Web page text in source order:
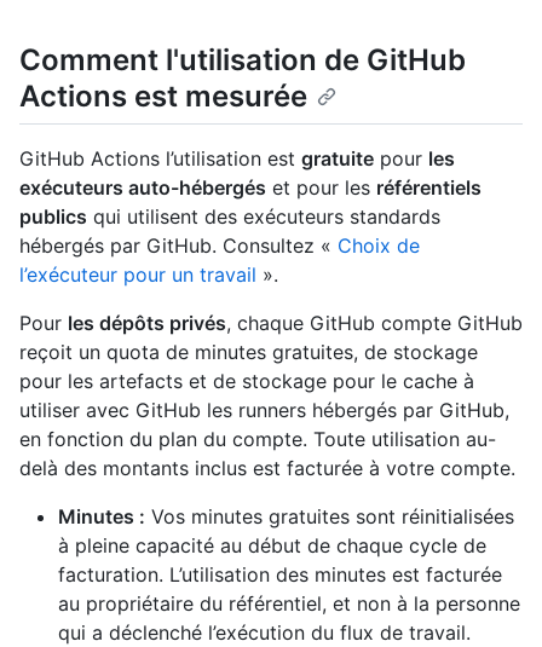
Comment l'utilisation de GitHub
Actions est mesurée
GitHub Actions l’utilisation est gratuite pour les
exécuteurs auto-hébergés et pour les référentiels
publics qui utilisent des exécuteurs standards
hébergés par GitHub. Consultez « Choix de
l’exécuteur pour un travail ».
Pour les dépôts privés, chaque GitHub compte GitHub
reçoit un quota de minutes gratuites, de stockage
pour les artefacts et de stockage pour le cache à
utiliser avec GitHub les runners hébergés par GitHub,
en fonction du plan du compte. Toute utilisation au-
delà des montants inclus est facturée à votre compte.
Minutes : Vos minutes gratuites sont réinitialisées
à pleine capacité au début de chaque cycle de
facturation. L’utilisation des minutes est facturée
au propriétaire du référentiel, et non à la personne
qui a déclenché l’exécution du flux de travail.